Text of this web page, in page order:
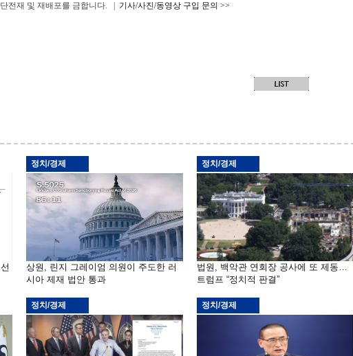
단전재 및 재배포를 금합니다. | 기사/사진/동영상 구입 문의 >>
정치/경제
상원, 린지 그레이엄 의원이 주도한 러
시아 제재 법안 통과
정치/경제
법원, 백악관 연회장 공사에 또 제동…
트럼프 “정치적 판결”
정치/경제 정치/경제